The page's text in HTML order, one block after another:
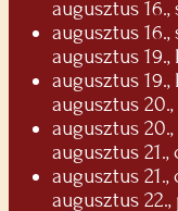
augusztus 16.,
augusztus
augusztus 19.,
augusztus 19.,
augusztus 20.,
augusztus
augusztus 21.,
augusztus
augusztus 22.,